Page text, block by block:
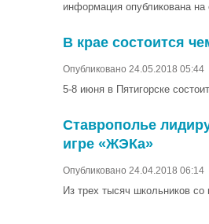
информация опубликована на
В крае состоится
Опубликовано 24.05.2018 05:44
5-8 июня в Пятигорске
Ставрополье
игре «ЖЭКа»
Опубликовано 24.04.2018 06:14
Из трех тысяч школьников